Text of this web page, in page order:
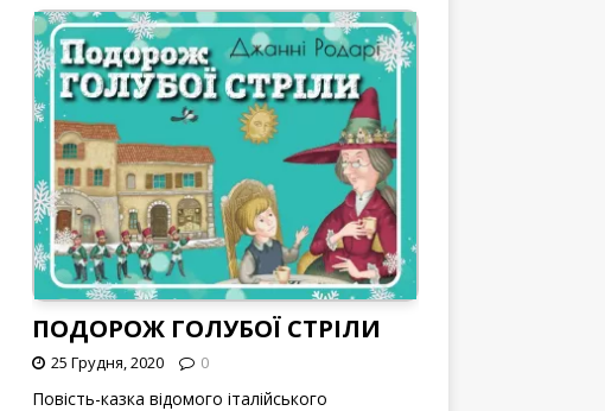
ПОДОРОЖ ГОЛУБОЇ СТРІЛИ
25 Грудня, 2020 0
Повість-казка відомого італійського